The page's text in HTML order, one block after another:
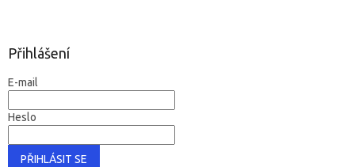
Přihlášení
E-mail
Heslo
PŘIHLÁSIT SE